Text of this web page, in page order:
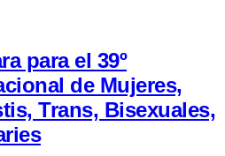
para el 39º
de Mujeres,
Trans, Bisexuales,